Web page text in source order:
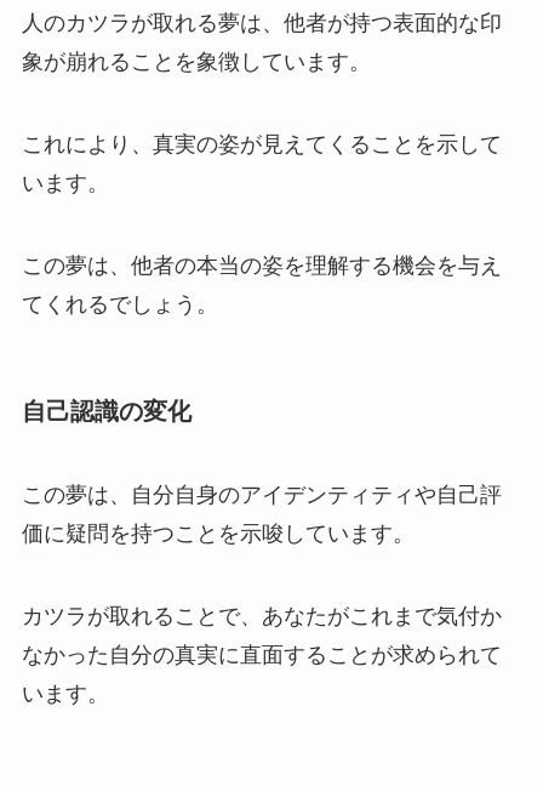
人のカツラが取れる夢は、他者が持つ表面的な印
象が崩れることを象徴しています。
これにより、真実の姿が見えてくることを示して
います。
この夢は、他者の本当の姿を理解する機会を与え
てくれるでしょう。
自己認識の変化
この夢は、自分自身のアイデンティティや自己評
価に疑問を持つことを示唆しています。
カツラが取れることで、あなたがこれまで気付か
なかった自分の真実に直面することが求められて
います。